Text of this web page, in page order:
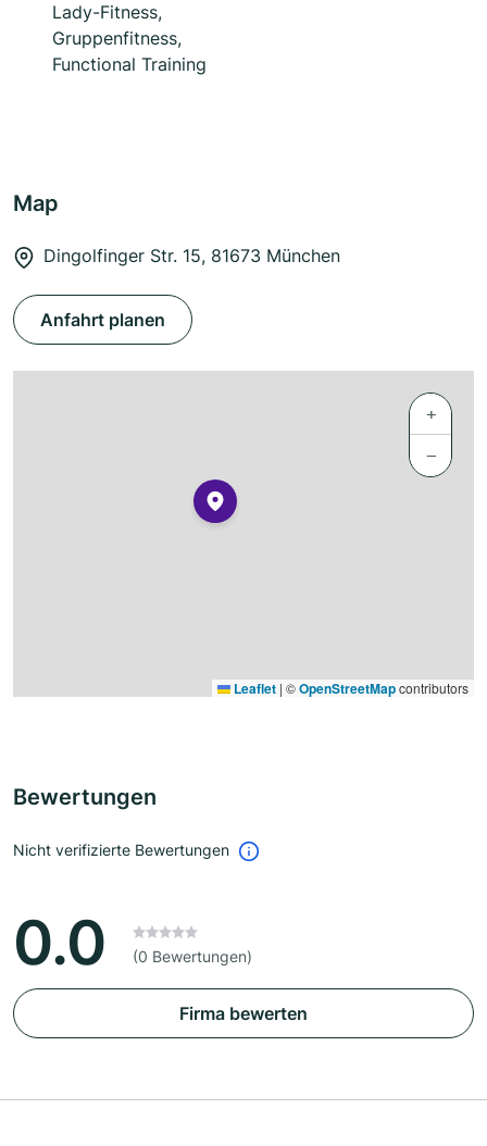
Lady-Fitness,
Gruppenfitness,
Functional Training
Map
Dingolfinger Str. 15, 81673 München
Anfahrt planen
+
−
Leaflet | ©OpenStreetMapcontributors
Bewertungen
Nicht verifizierte Bewertungen
0.0 (0 Bewertungen)
Firma bewerten